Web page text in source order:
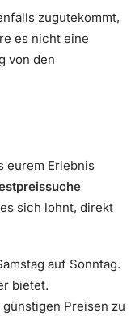
zugutekommt,
es nicht eine
von den
eurem Erlebnis
sich lohnt, direkt
auf Sonntag.
bietet.
Preisen zu